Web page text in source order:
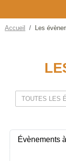
Accueil Les
Évènements